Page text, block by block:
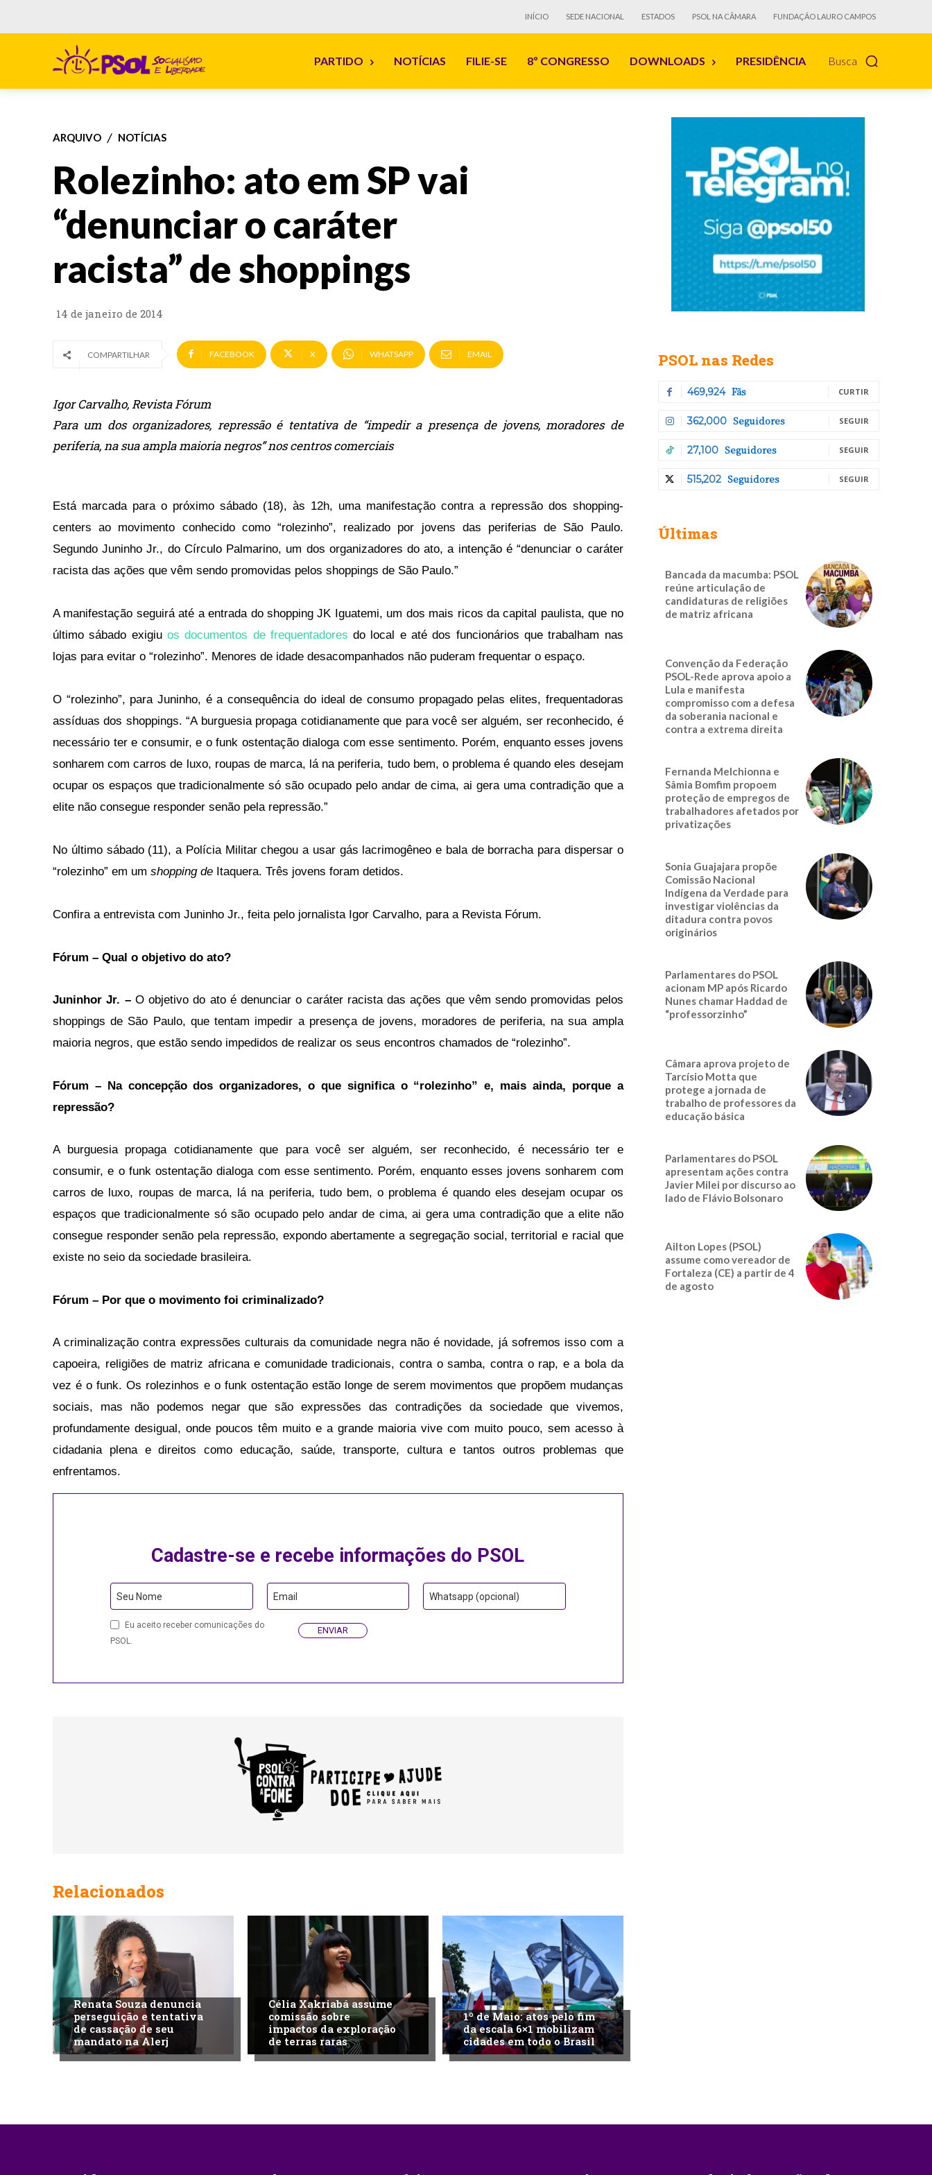
INÍCIO SEDE NACIONAL ESTADOS PSOL NA CÂMARA FUNDAÇÃO LAURO CAMPOS
Busca
PARTIDO NOTÍCIAS FILIE-SE 8º CONGRESSO DOWNLOADS PRESIDÊNCIA
ARQUIVO NOTÍCIAS
Rolezinho: ato em SP vai
“denunciar o caráter
racista” de shoppings
14 de janeiro de 2014
COMPARTILHAR FACEBOOK X WHATSAPP EMAIL
Igor Carvalho, Revista Fórum
Para um dos organizadores, repressão é tentativa de “impedir a presença de jovens, moradores de
periferia, na sua ampla maioria negros” nos centros comerciais
Está marcada para o próximo sábado (18), às 12h, uma manifestação contra a repressão dos shopping-
centers ao movimento conhecido como “rolezinho”, realizado por jovens das periferias de São Paulo.
Segundo Juninho Jr., do Círculo Palmarino, um dos organizadores do ato, a intenção é “denunciar o caráter
racista das ações que vêm sendo promovidas pelos shoppings de São Paulo.”
A manifestação seguirá até a entrada do shopping JK Iguatemi, um dos mais ricos da capital paulista, que no
último sábado exigiu os documentos de frequentadores do local e até dos funcionários que trabalham nas
lojas para evitar o “rolezinho”. Menores de idade desacompanhados não puderam frequentar o espaço.
O “rolezinho”, para Juninho, é a consequência do ideal de consumo propagado pelas elites, frequentadoras
assíduas dos shoppings. “A burguesia propaga cotidianamente que para você ser alguém, ser reconhecido, é
necessário ter e consumir, e o funk ostentação dialoga com esse sentimento. Porém, enquanto esses jovens
sonharem com carros de luxo, roupas de marca, lá na periferia, tudo bem, o problema é quando eles desejam
ocupar os espaços que tradicionalmente só são ocupado pelo andar de cima, ai gera uma contradição que a
elite não consegue responder senão pela repressão.”
No último sábado (11), a Polícia Militar chegou a usar gás lacrimogêneo e bala de borracha para dispersar o
“rolezinho” em um shopping de Itaquera. Três jovens foram detidos.
Confira a entrevista com Juninho Jr., feita pelo jornalista Igor Carvalho, para a Revista Fórum.
Fórum – Qual o objetivo do ato?
Juninhor Jr. – O objetivo do ato é denunciar o caráter racista das ações que vêm sendo promovidas pelos
shoppings de São Paulo, que tentam impedir a presença de jovens, moradores de periferia, na sua ampla
maioria negros, que estão sendo impedidos de realizar os seus encontros chamados de “rolezinho”.
Fórum – Na concepção dos organizadores, o que significa o “rolezinho” e, mais ainda, porque a
repressão?
A burguesia propaga cotidianamente que para você ser alguém, ser reconhecido, é necessário ter e
consumir, e o funk ostentação dialoga com esse sentimento. Porém, enquanto esses jovens sonharem com
carros de luxo, roupas de marca, lá na periferia, tudo bem, o problema é quando eles desejam ocupar os
espaços que tradicionalmente só são ocupado pelo andar de cima, ai gera uma contradição que a elite não
consegue responder senão pela repressão, expondo abertamente a segregação social, territorial e racial que
existe no seio da sociedade brasileira.
Fórum – Por que o movimento foi criminalizado?
A criminalização contra expressões culturais da comunidade negra não é novidade, já sofremos isso com a
capoeira, religiões de matriz africana e comunidade tradicionais, contra o samba, contra o rap, e a bola da
vez é o funk. Os rolezinhos e o funk ostentação estão longe de serem movimentos que propõem mudanças
sociais, mas não podemos negar que são expressões das contradições da sociedade que vivemos,
profundamente desigual, onde poucos têm muito e a grande maioria vive com muito pouco, sem acesso à
cidadania plena e direitos como educação, saúde, transporte, cultura e tantos outros problemas que
enfrentamos.
Cadastre-se e recebe informações do PSOL
Seu Nome Email Whatsapp (opcional)
Email
Address
Eu aceito receber comunicações do
PSOL.
ENVIAR
Relacionados
Renata Souza denuncia
perseguição e tentativa
de cassação de seu
mandato na Alerj
Célia Xakriabá assume
comissão sobre
impactos da exploração
de terras raras
1º de Maio: atos pelo fim
da escala 6×1 mobilizam
cidades em todo o Brasil
PSOL nas Redes
469,924 Fãs CURTIR
362,000 Seguidores SEGUIR
27,100 Seguidores SEGUIR
515,202 Seguidores SEGUIR
Últimas
Bancada da macumba: PSOL
reúne articulação de
candidaturas de religiões
de matriz africana
Convenção da Federação
PSOL-Rede aprova apoio a
Lula e manifesta
compromisso com a defesa
da soberania nacional e
contra a extrema direita
Fernanda Melchionna e
Sâmia Bomfim propoem
proteção de empregos de
trabalhadores afetados por
privatizações
Sonia Guajajara propõe
Comissão Nacional
Indígena da Verdade para
investigar violências da
ditadura contra povos
originários
Parlamentares do PSOL
acionam MP após Ricardo
Nunes chamar Haddad de
“professorzinho”
Câmara aprova projeto de
Tarcísio Motta que
protege a jornada de
trabalho de professores da
educação básica
Parlamentares do PSOL
apresentam ações contra
Javier Milei por discurso ao
lado de Flávio Bolsonaro
Ailton Lopes (PSOL)
assume como vereador de
Fortaleza (CE) a partir de 4
de agosto